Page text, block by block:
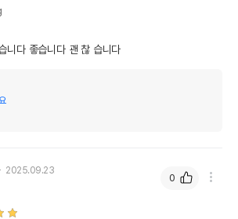
니다 좋습니다 괜 찮 습니다
2025.09.23
0